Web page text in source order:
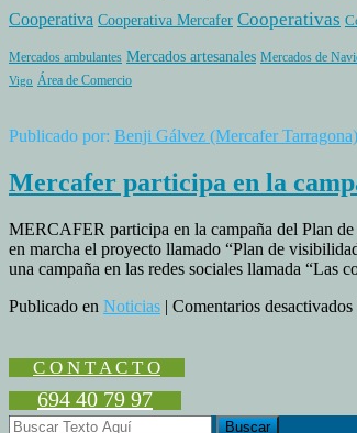
Cooperativa Cooperativa Mercafer Cooperativas
Mercados ambulantes Mercados artesanales Mercados de
Vigo Área de Comercio
Publicado por: Benji Gálvez (Mercafer Tarragona)
Mercafer participa en la
MERCAFER participa en la campaña del Plan
en marcha el proyecto llamado “Plan de
una campaña en las redes sociales llamada “Las
Publicado en Noticias | Comentarios desactivados
C O N T A C T O
694 40 79 97